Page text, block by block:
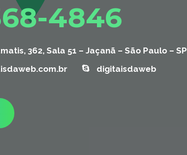
4846
362, Sala 51 – Jaçanã – São Paulo – SP
digitaisdaweb